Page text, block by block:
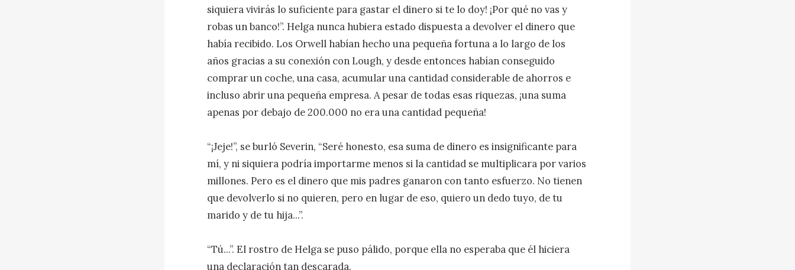
siquiera vivirás lo suficiente para gastar el dinero si te lo doy! ¡Por qué no vas y
robas un banco!”. Helga nunca hubiera estado dispuesta a devolver el dinero que
había recibido. Los Orwell habían hecho una pequeña fortuna a lo largo de los
años gracias a su conexión con Lough, y desde entonces habían conseguido
comprar un coche, una casa, acumular una cantidad considerable de ahorros e
incluso abrir una pequeña empresa. A pesar de todas esas riquezas, ¡una suma
apenas por debajo de 200.000 no era una cantidad pequeña!
“¡Jeje!”, se burló Severin, “Seré honesto, esa suma de dinero es insignificante para
mí, y ni siquiera podría importarme menos si la cantidad se multiplicara por varios
millones. Pero es el dinero que mis padres ganaron con tanto esfuerzo. No tienen
que devolverlo si no quieren, pero en lugar de eso, quiero un dedo tuyo, de tu
marido y de tu hija...”.
“Tú...”. El rostro de Helga se puso pálido, porque ella no esperaba que él hiciera
una declaración tan descarada.